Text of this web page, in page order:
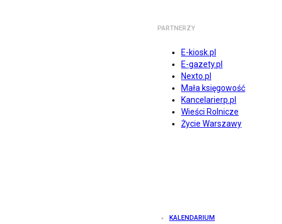
PARTNERZY
E-kiosk.pl
E-gazety.pl
Nexto.pl
Mała księgowość
Kancelarierp.pl
Wieści Rolnicze
Życie Warszawy
KALENDARIUM